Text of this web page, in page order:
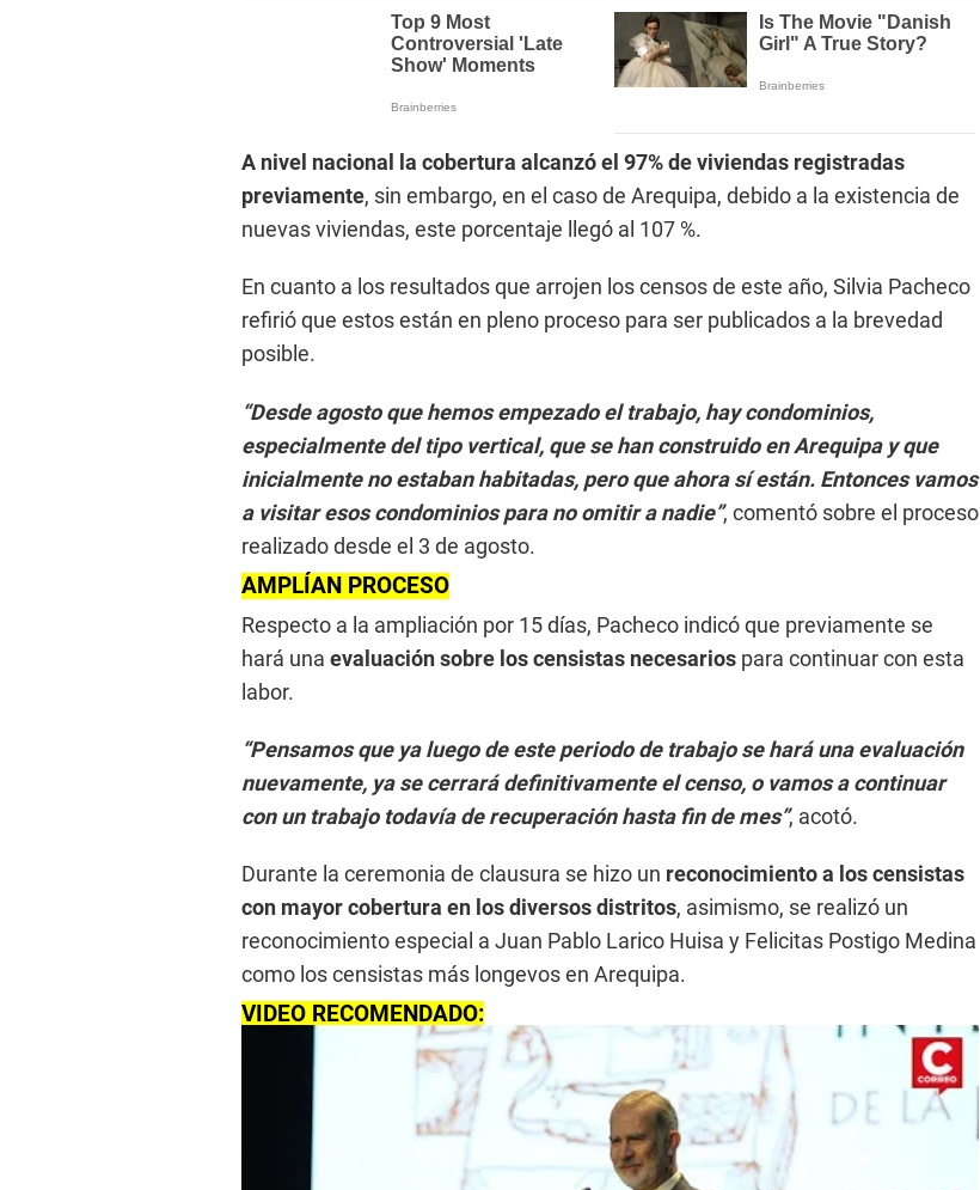
A nivel nacional la cobertura alcanzó el 97% de viviendas registradas
previamente, sin embargo, en el caso de Arequipa, debido a la existencia de
nuevas viviendas, este porcentaje llegó al 107 %.
En cuanto a los resultados que arrojen los censos de este año, Silvia Pacheco
refirió que estos están en pleno proceso para ser publicados a la brevedad
posible.
“Desde agosto que hemos empezado el trabajo, hay condominios,
especialmente del tipo vertical, que se han construido en Arequipa y que
inicialmente no estaban habitadas, pero que ahora sí están. Entonces vamos
a visitar esos condominios para no omitir a nadie”, comentó sobre el proceso
realizado desde el 3 de agosto.
AMPLÍAN PROCESO
Respecto a la ampliación por 15 días, Pacheco indicó que previamente se
hará una evaluación sobre los censistas necesarios para continuar con esta
labor.
“Pensamos que ya luego de este periodo de trabajo se hará una evaluación
nuevamente, ya se cerrará definitivamente el censo, o vamos a continuar
con un trabajo todavía de recuperación hasta fin de mes”, acotó.
Durante la ceremonia de clausura se hizo un reconocimiento a los censistas
con mayor cobertura en los diversos distritos, asimismo, se realizó un
reconocimiento especial a Juan Pablo Larico Huisa y Felicitas Postigo Medina
como los censistas más longevos en Arequipa.
VIDEO RECOMENDADO: